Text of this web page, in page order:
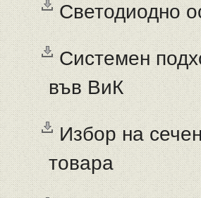
Светодиодно
Системен
във ВиК
Избор на
товара